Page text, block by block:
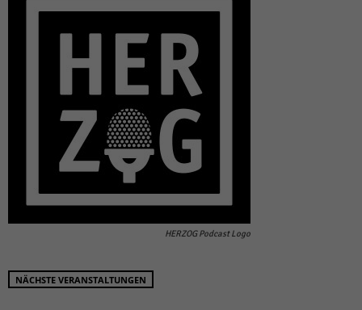
HERZOG Podcast Logo
NÄCHSTE VERANSTALTUNGEN